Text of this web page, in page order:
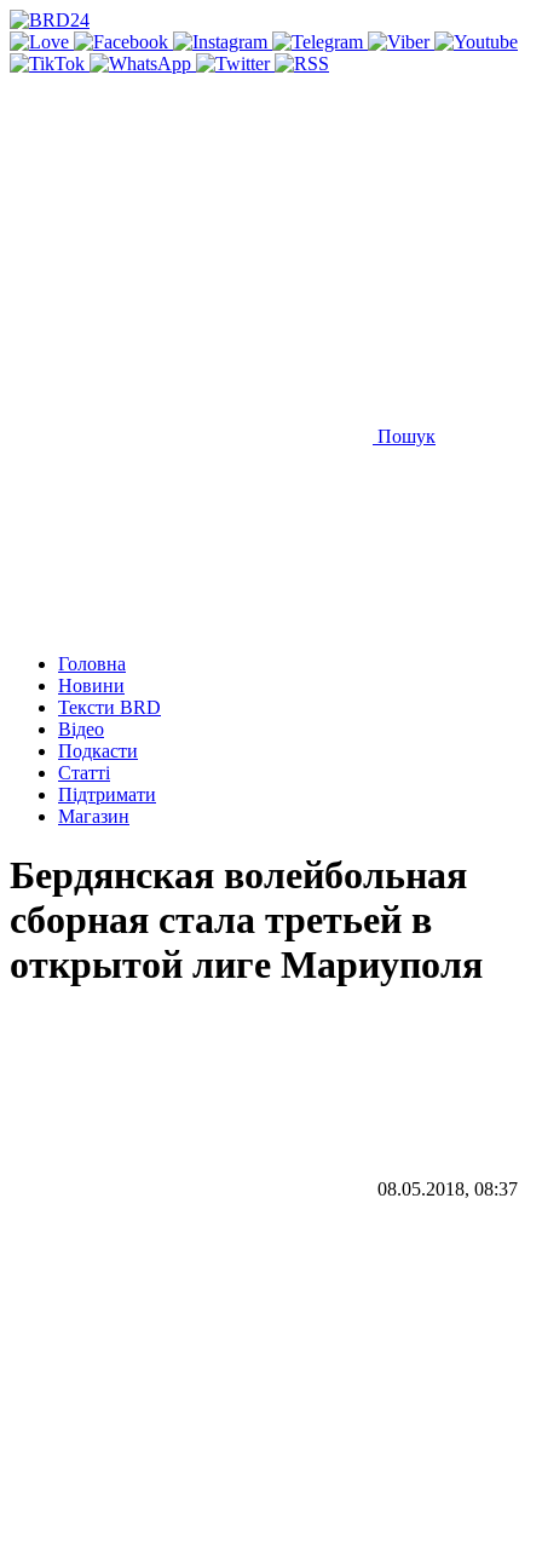
Пошук
Головна
Новини
Тексти BRD
Відео
Подкасти
Статті
Підтримати
Магазин
Бердянская волейбольная
сборная стала третьей в
открытой лиге Мариуполя
08.05.2018, 08:37